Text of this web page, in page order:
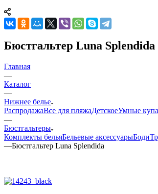
Бюстгальтер Luna Splendida
Главная
—
Каталог
—
Нижнее белье
РаспродажаВсе для пляжаДетскоеУмные
—
Бюстгальтеры
Комплекты бельяБельевые аксессуарыБоди
—Бюстгальтер Luna Splendida